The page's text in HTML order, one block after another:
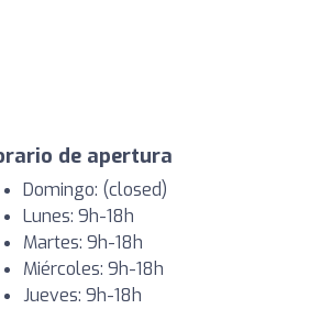
de apertura
Domingo: (closed)
Lunes: 9h-18h
Martes: 9h-18h
Miércoles: 9h-18h
Jueves: 9h-18h